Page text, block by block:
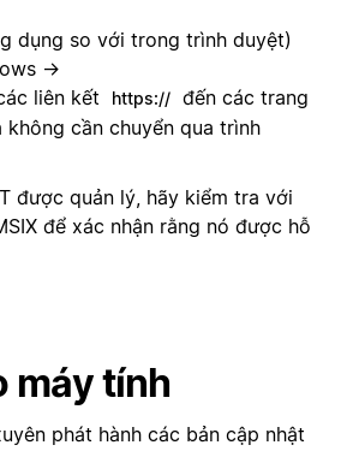
dụng so với trong trình duyệt)
→
liên kết https:// đến các trang
cần chuyển qua trình
được quản lý, hãy kiểm tra với
để xác nhận rằng nó được hỗ
máy tính
phát hành các bản cập nhật